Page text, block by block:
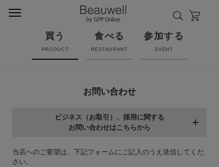
買う
PRODUCT
食べる
RESTAURANT
参加する
EVENT
お問い合わせ
ビジネス（お取引）、採用に関する
お問い合わせはこちらから
当店へのご要望は、下記フォームにご記入のうえ送信してくだ
さい。